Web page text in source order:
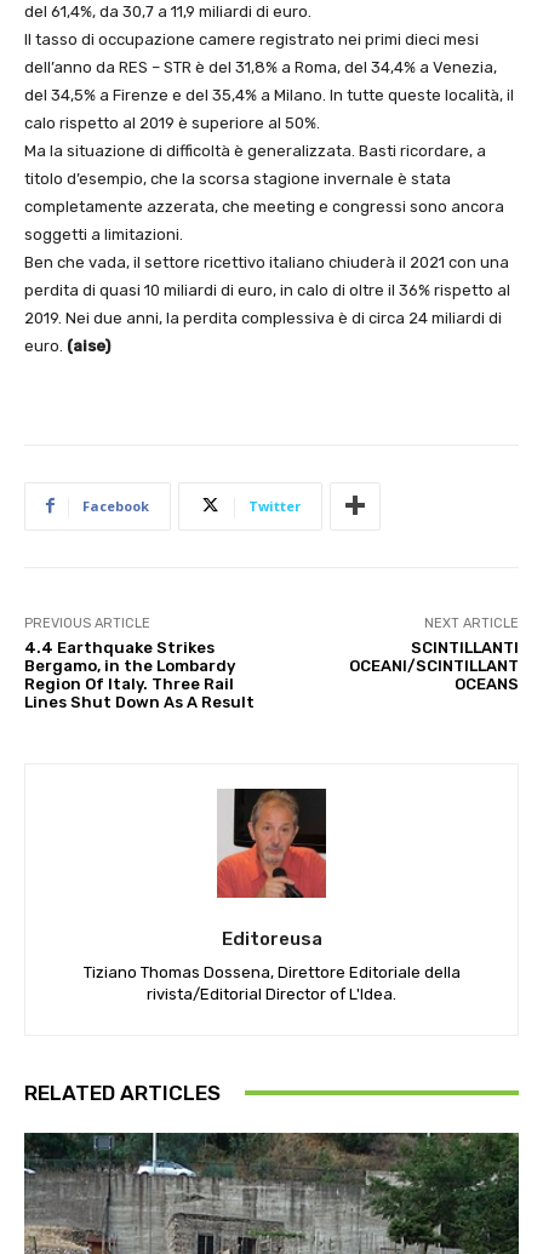
del 61,4%, da 30,7 a 11,9 miliardi di euro.
Il tasso di occupazione camere registrato nei primi dieci mesi
dell’anno da RES – STR è del 31,8% a Roma, del 34,4% a Venezia,
del 34,5% a Firenze e del 35,4% a Milano. In tutte queste località, il
calo rispetto al 2019 è superiore al 50%.
Ma la situazione di difficoltà è generalizzata. Basti ricordare, a
titolo d’esempio, che la scorsa stagione invernale è stata
completamente azzerata, che meeting e congressi sono ancora
soggetti a limitazioni.
Ben che vada, il settore ricettivo italiano chiuderà il 2021 con una
perdita di quasi 10 miliardi di euro, in calo di oltre il 36% rispetto al
2019. Nei due anni, la perdita complessiva è di circa 24 miliardi di
euro. (aise)
Facebook Twitter
PREVIOUS ARTICLE
4.4 Earthquake Strikes
Bergamo, in the Lombardy
Region Of Italy. Three Rail
Lines Shut Down As A Result
NEXT ARTICLE
SCINTILLANTI
OCEANI/SCINTILLANT
OCEANS
Editoreusa
Tiziano Thomas Dossena, Direttore Editoriale della
rivista/Editorial Director of L'Idea.
RELATED ARTICLES